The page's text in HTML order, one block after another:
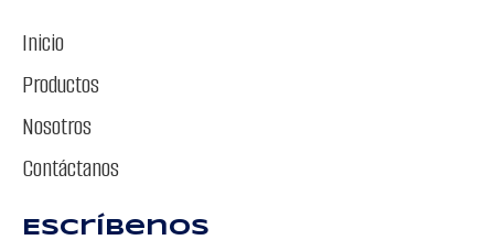
Inicio
Productos
Nosotros
Contáctanos
Escríbenos